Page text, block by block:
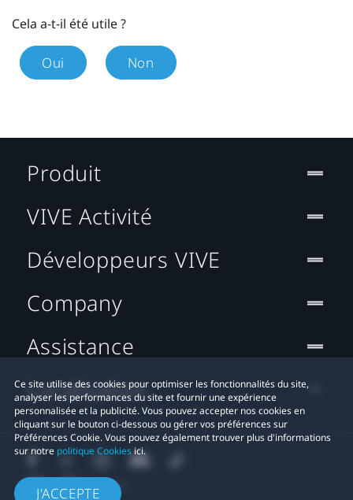
Cela a-t-il été utile ?
Oui Non
Ce site utilise des cookies pour optimiser les fonctionnalités du site,
analyser les performances du site et fournir une expérience
personnalisée et la publicité. Vous pouvez accepter nos cookies en
cliquant sur le bouton ci-dessous ou gérer vos préférences sur
Préférences Cookie. Vous pouvez également trouver plus d'informations
sur notre politique Cookiesici.
J'ACCEPTE
Produit
VIVE Activité
Développeurs VIVE
Company
Assistance
Localisation